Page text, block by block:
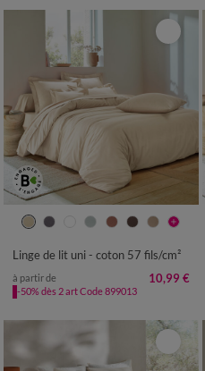
Linge de lit uni - coton 57 fils/cm²
à partir de 10,99 €
-50% dès 2 art Code 899013